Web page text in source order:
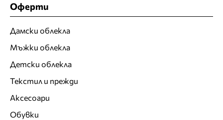
Оферти
Дамски облекла
Мъжки облекла
Детски облекла
Текстил и прежди
Аксесоари
Обувки